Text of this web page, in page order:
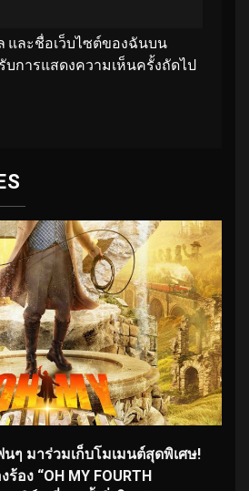
และชื่อเว็บไซต์ของฉันบน
บการแสดงความเห็นครั้งถัดไป
นๆ มาร่วมเก็บโมเมนต์สุดพิเศษ!
อง “OH MY FOURTH